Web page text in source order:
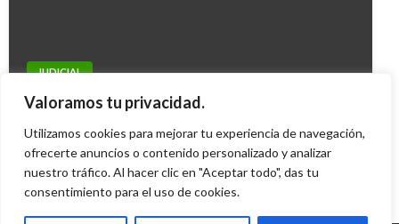
Valoramos tu privacidad.
Utilizamos cookies para mejorar tu experiencia de navegación,
ofrecerte anuncios o contenido personalizado y analizar
nuestro tráfico. Al hacer clic en "Aceptar todo", das tu
consentimiento para el uso de cookies.
JUDICIAL
Cuatro temblores sacuden al territorio
Ariel Cabrera jueves marzo 3, 2011